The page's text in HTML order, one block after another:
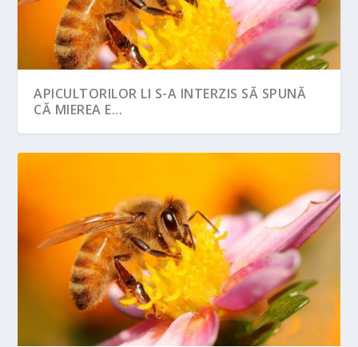
APICULTORILOR LI S-A INTERZIS SĂ SPUNĂ
CĂ MIEREA E...